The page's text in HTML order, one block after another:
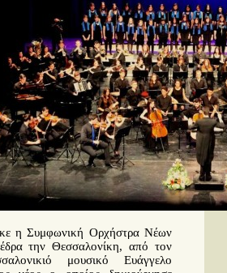
η Συμφωνική Ορχήστρα Νέων
την Θεσσαλονίκη, από τον
μουσικό Ευάγγελο